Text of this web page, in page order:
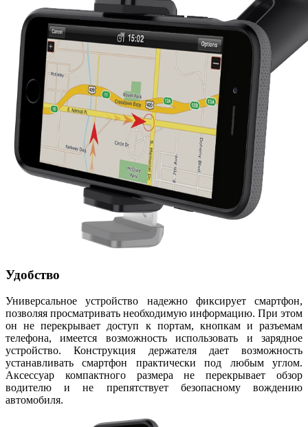
Удобство
Универсальное устройство надежно фиксирует смартфон,
позволяя просматривать необходимую информацию. При этом
он не перекрывает доступ к портам, кнопкам и разъемам
телефона, имеется возможность использовать и зарядное
устройство. Конструкция держателя дает возможность
устанавливать смартфон практически под любым углом.
Аксессуар компактного размера не перекрывает обзор
водителю и не препятствует безопасному вождению
автомобиля.